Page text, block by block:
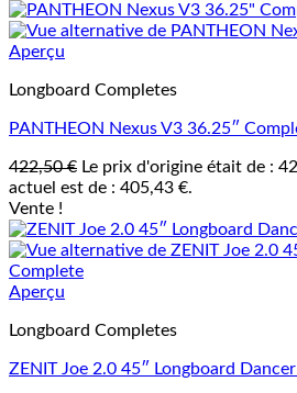
Aperçu
Longboard Completes
PANTHEON Nexus V3 36.25″
422,50€ Le prix d'origine était de :
actuel est de : 405,43 €.
Vente !
Aperçu
Longboard Completes
ZENIT Joe 2.0 45″ Longboard